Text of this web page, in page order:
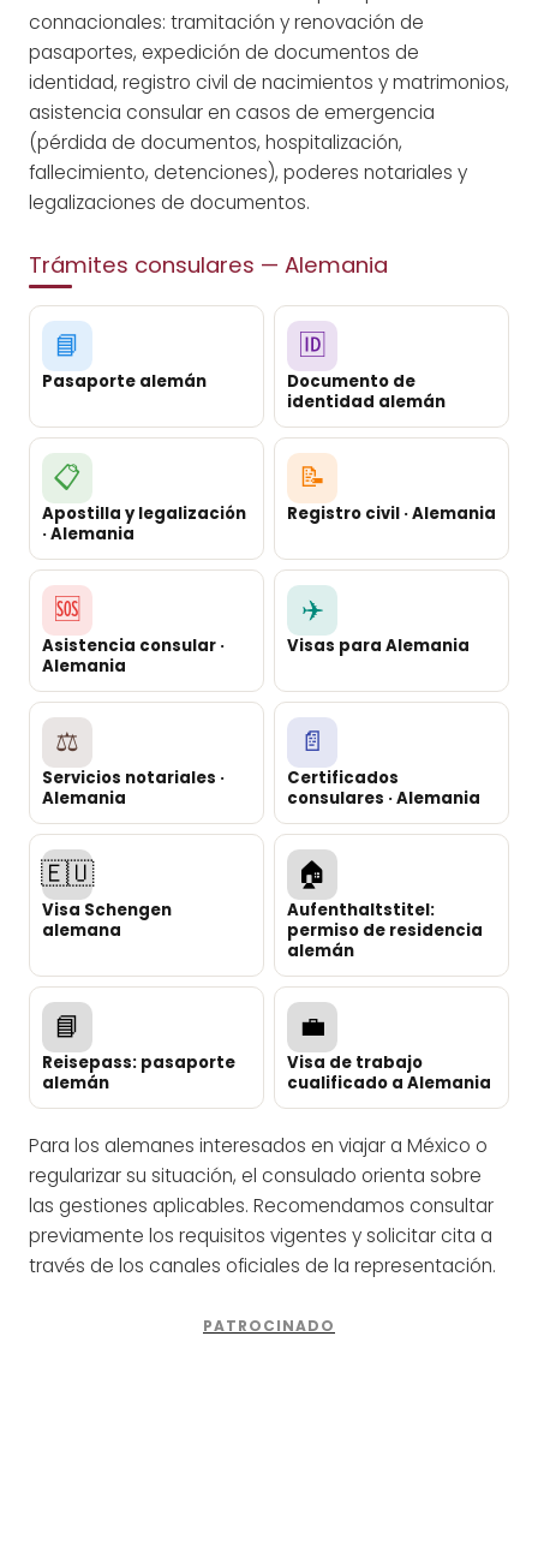
connacionales: tramitación y renovación de
pasaportes, expedición de documentos de
identidad, registro civil de nacimientos y matrimonios,
asistencia consular en casos de emergencia
(pérdida de documentos, hospitalización,
fallecimiento, detenciones), poderes notariales y
legalizaciones de documentos.
Trámites consulares — Alemania
📘
Pasaporte alemán
🆔
Documento de
identidad alemán
📋
Apostilla y legalización
· Alemania
📝
Registro civil · Alemania
🆘
Asistencia consular ·
Alemania
✈️
Visas para Alemania
⚖️
Servicios notariales ·
Alemania
📄
Certificados
consulares · Alemania
🇪🇺
Visa Schengen
alemana
🏠
Aufenthaltstitel:
permiso de residencia
alemán
📘
Reisepass: pasaporte
alemán
💼
Visa de trabajo
cualificado a Alemania
Para los alemanes interesados en viajar a México o
regularizar su situación, el consulado orienta sobre
las gestiones aplicables. Recomendamos consultar
previamente los requisitos vigentes y solicitar cita a
través de los canales oficiales de la representación.